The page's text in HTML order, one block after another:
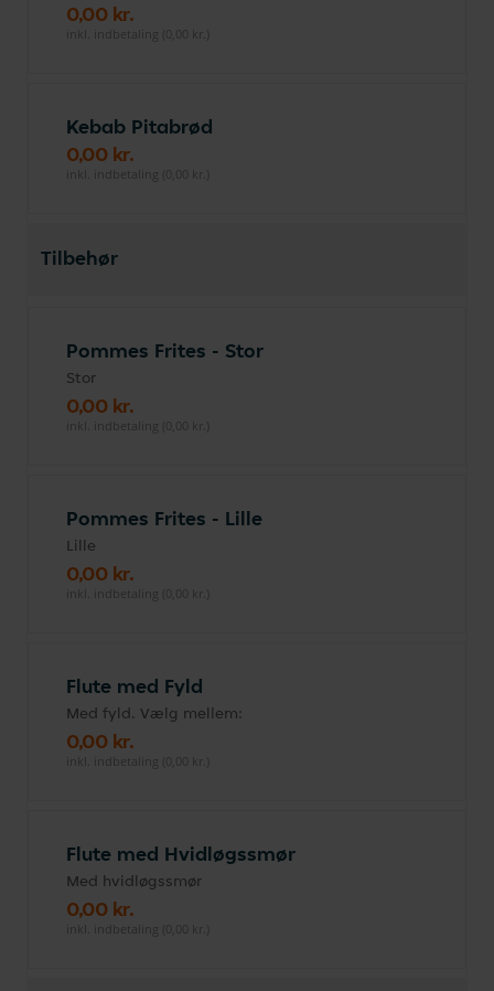
0,00 kr.
inkl. indbetaling (0,00 kr.)
Kebab Pitabrød
0,00 kr.
inkl. indbetaling (0,00 kr.)
Tilbehør
Pommes Frites - Stor
Stor
0,00 kr.
inkl. indbetaling (0,00 kr.)
Pommes Frites - Lille
Lille
0,00 kr.
inkl. indbetaling (0,00 kr.)
Flute med Fyld
Med fyld. Vælg mellem:
0,00 kr.
inkl. indbetaling (0,00 kr.)
Flute med Hvidløgssmør
Med hvidløgssmør
0,00 kr.
inkl. indbetaling (0,00 kr.)